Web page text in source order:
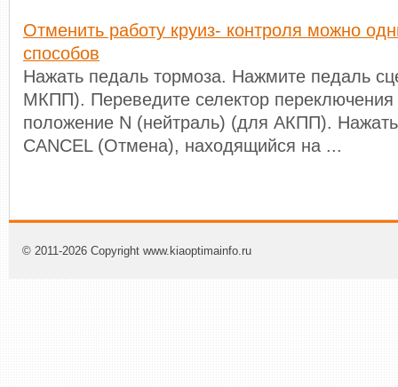
Отменить работу круиз- контроля можно
способов
Нажать педаль тормоза. Нажмите педаль
МКПП). Переведите селектор переключения
положение N (нейтраль) (для АКПП).
CANCEL (Отмена), находящийся на ...
© 2011-2026 Copyright www.kiaoptimainfo.ru